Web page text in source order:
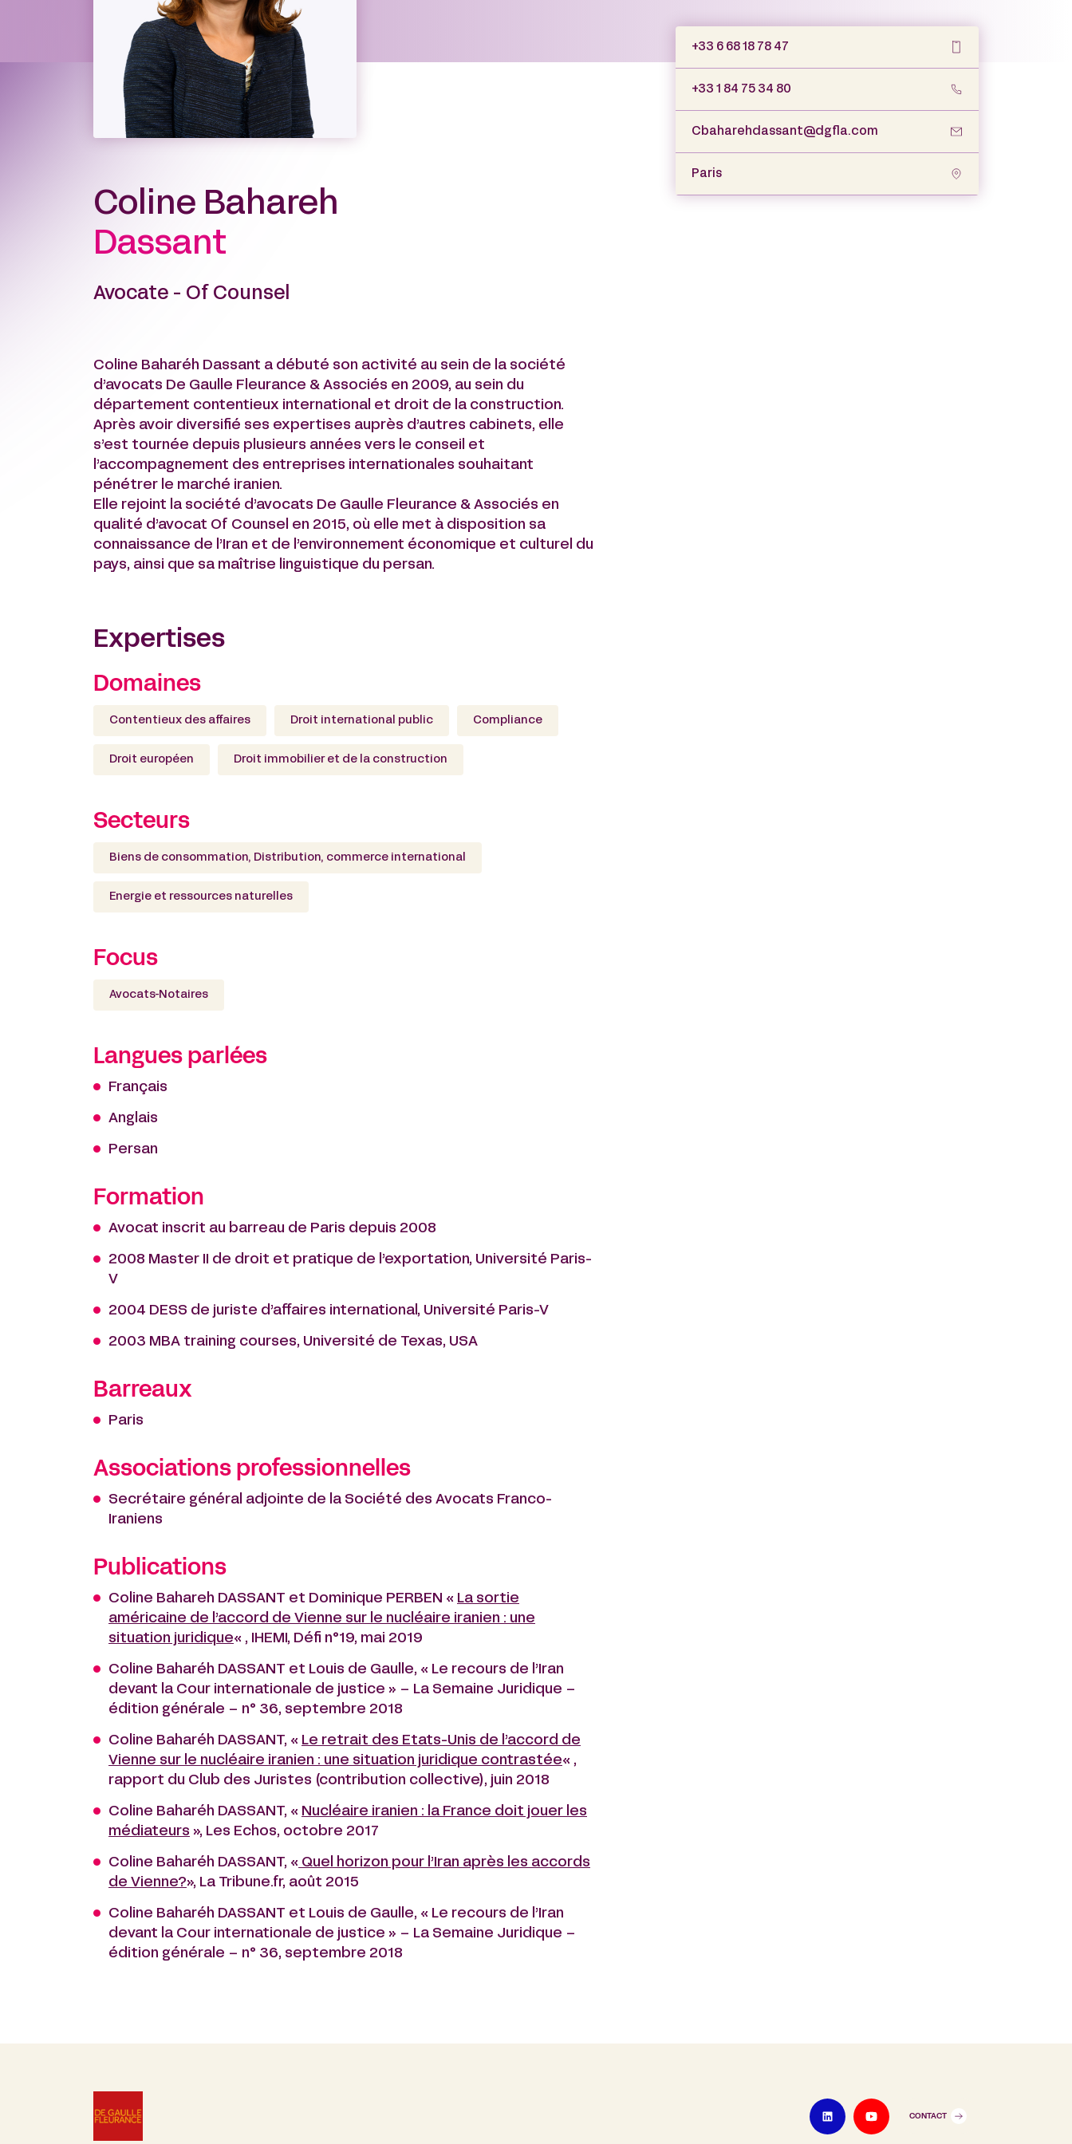
Coline Bahareh
Dassant
Avocate - Of Counsel
Coline Baharéh Dassant a débuté son activité au sein de la société
d’avocats De Gaulle Fleurance & Associés en 2009, au sein du
département contentieux international et droit de la construction.
Après avoir diversifié ses expertises auprès d’autres cabinets, elle
s’est tournée depuis plusieurs années vers le conseil et
l’accompagnement des entreprises internationales souhaitant
pénétrer le marché iranien.
Elle rejoint la société d’avocats De Gaulle Fleurance & Associés en
qualité d’avocat Of Counsel en 2015, où elle met à disposition sa
connaissance de l’Iran et de l’environnement économique et culturel du
pays, ainsi que sa maîtrise linguistique du persan.
Expertises
Domaines
Contentieux des affaires Droit international public Compliance
Droit européen Droit immobilier et de la construction
Secteurs
Biens de consommation, Distribution, commerce international
Energie et ressources naturelles
Focus
Avocats-Notaires
Langues parlées
Français
Anglais
Persan
Formation
Avocat inscrit au barreau de Paris depuis 2008
2008 Master II de droit et pratique de l’exportation, Université Paris-
V
2004 DESS de juriste d’affaires international, Université Paris-V
2003 MBA training courses, Université de Texas, USA
Barreaux
Paris
Associations professionnelles
Secrétaire général adjointe de la Société des Avocats Franco-
Iraniens
Publications
Coline Bahareh DASSANT et Dominique PERBEN « La sortie
américaine de l’accord de Vienne sur le nucléaire iranien : une
situation juridique« , IHEMI, Défi n°19, mai 2019
Coline Baharéh DASSANT et Louis de Gaulle, « Le recours de l’Iran
devant la Cour internationale de justice » – La Semaine Juridique –
édition générale – n° 36, septembre 2018
Coline Baharéh DASSANT, « Le retrait des Etats-Unis de l’accord de
Vienne sur le nucléaire iranien : une situation juridique contrastée« ,
rapport du Club des Juristes (contribution collective), juin 2018
Coline Baharéh DASSANT, « Nucléaire iranien : la France doit jouer les
médiateurs », Les Echos, octobre 2017
Coline Baharéh DASSANT, « Quel horizon pour l’Iran après les accords
de Vienne?», La Tribune.fr, août 2015
Coline Baharéh DASSANT et Louis de Gaulle, « Le recours de l’Iran
devant la Cour internationale de justice » – La Semaine Juridique –
édition générale – n° 36, septembre 2018
+33 6 68 18 78 47
+33 1 84 75 34 80
Cbaharehdassant@dgfla.com
Paris
CONTACT